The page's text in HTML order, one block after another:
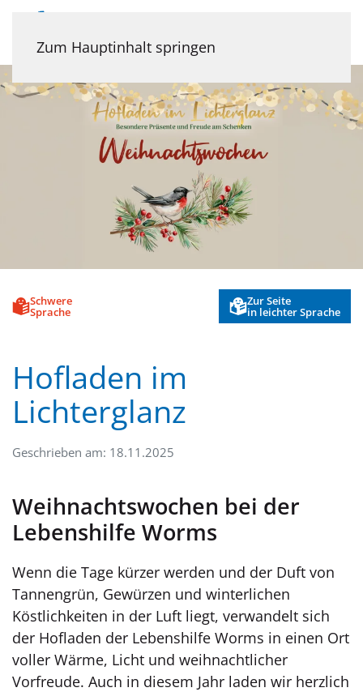
Zum Hauptinhalt springen
Schwere
Sprache
Zur Seite
in leichter Sprache
Hofladen im
Lichterglanz
Geschrieben am: 18.11.2025
Weihnachtswochen bei der
Lebenshilfe Worms
Wenn die Tage kürzer werden und der Duft von
Tannengrün, Gewürzen und winterlichen
Köstlichkeiten in der Luft liegt, verwandelt sich
der Hofladen der Lebenshilfe Worms in einen Ort
voller Wärme, Licht und weihnachtlicher
Vorfreude. Auch in diesem Jahr laden wir herzlich